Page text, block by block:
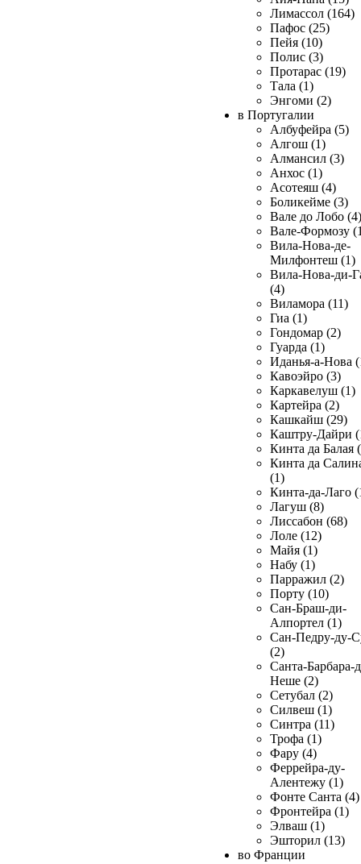
Лимассол (164)
Пафос (25)
Пейя (10)
Полис (3)
Протарас (19)
Тала (1)
Энгоми (2)
в Португалии
Албуфейра (5)
Алгош (1)
Алмансил (3)
Анхос (1)
Асотеяш (4)
Боликейме (3)
Вале до Лобо (4)
Вале-Формозу
Вила-Нова-де-
Милфонтеш (1)
Вила-Нова-ди-
(4)
Виламора (11)
Гиа (1)
Гондомар (2)
Гуарда (1)
Иданья-а-Нова
Кавоэйро (3)
Каркавелуш (1)
Картейра (2)
Кашкайш (29)
Каштру-Дайри
Кинта да Балая
Кинта да
(1)
Кинта-да-Лаго
Лагуш (8)
Лиссабон (68)
Лоле (12)
Майя (1)
Набу (1)
Парражил (2)
Порту (10)
Сан-Браш-ди-
Алпортел (1)
Сан-Педру-ду-
(2)
Санта-Барбара-
Неше (2)
Сетубал (2)
Силвеш (1)
Синтра (11)
Трофа (1)
Фару (4)
Феррейра-ду-
Алентежу (1)
Фонте Санта (4)
Фронтейра (1)
Элваш (1)
Эшторил (13)
во Франции